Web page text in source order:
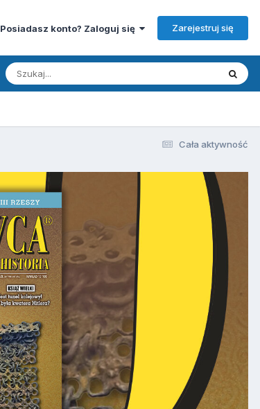
Posiadasz konto? Zaloguj się Zarejestruj się
Cała aktywność